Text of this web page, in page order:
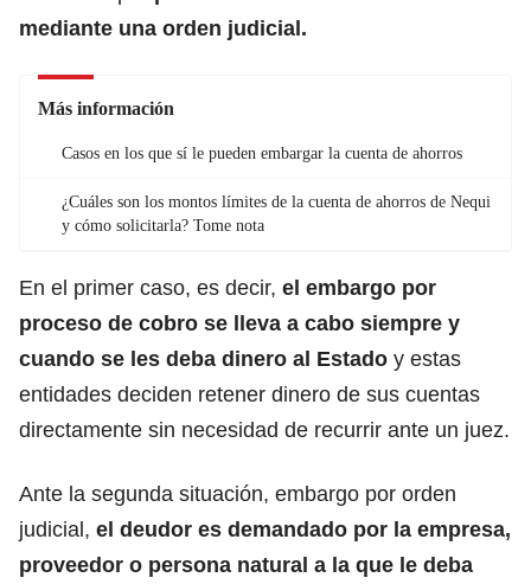
mediante una orden judicial.
Más información
Casos en los que sí le pueden embargar la cuenta de ahorros
¿Cuáles son los montos límites de la cuenta de ahorros de Nequi
y cómo solicitarla? Tome nota
En el primer caso, es decir, el embargo por
proceso de cobro se lleva a cabo siempre y
cuando se les deba dinero al Estado y estas
entidades deciden retener dinero de sus cuentas
directamente sin necesidad de recurrir ante un juez.
Ante la segunda situación, embargo por orden
judicial, el deudor es demandado por la empresa,
proveedor o persona natural a la que le deba